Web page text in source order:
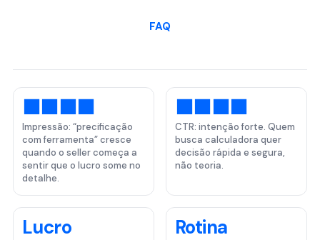
FAQ
⬛⬛⬛⬛
Impressão: “precificação
com ferramenta” cresce
quando o seller começa a
sentir que o lucro some no
detalhe.
⬛⬛⬛⬛
CTR: intenção forte. Quem
busca calculadora quer
decisão rápida e segura,
não teoria.
Lucro Rotina